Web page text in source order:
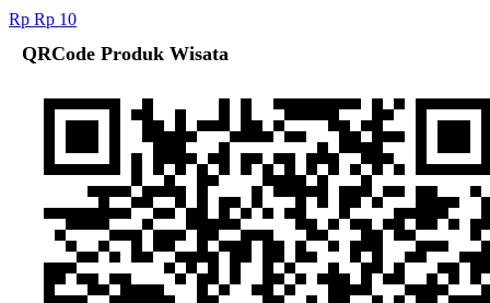
Rp Rp 10
QRCode Produk Wisata